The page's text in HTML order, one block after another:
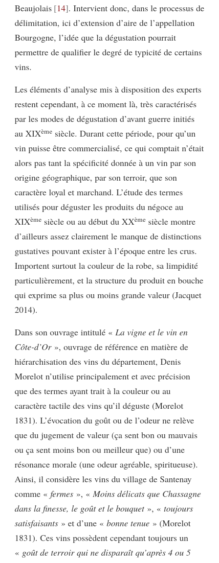
Beaujolais 14 . Intervient donc, dans le processus de
délimitation, ici d’extension d’aire de l’appellation
Bourgogne, l’idée que la dégustation pourrait
permettre de qualifier le degré de typicité de certains
vins.
Les éléments d’analyse mis à disposition des experts
restent cependant, à ce moment là, très caractérisés
par les modes de dégustation d’avant guerre initiés
au XIXème siècle. Durant cette période, pour qu’un
vin puisse être commercialisé, ce qui comptait n’était
alors pas tant la spécificité donnée à un vin par son
origine géographique, par son terroir, que son
caractère loyal et marchand. L’étude des termes
utilisés pour déguster les produits du négoce au
XIXème siècle ou au début du XXème siècle montre
d’ailleurs assez clairement le manque de distinctions
gustatives pouvant exister à l’époque entre les crus.
Importent surtout la couleur de la robe, sa limpidité
particulièrement, et la structure du produit en bouche
qui exprime sa plus ou moins grande valeur (Jacquet
2014).
Dans son ouvrage intitulé « La vigne et le vin en
Côte-d’Or», ouvrage de référence en matière de
hiérarchisation des vins du département, Denis
Morelot n’utilise principalement et avec précision
que des termes ayant trait à la couleur ou au
caractère tactile des vins qu’il déguste (Morelot
1831). L’évocation du goût ou de l’odeur ne relève
que du jugement de valeur (ça sent bon ou mauvais
ou ça sent moins bon ou meilleur que) ou d’une
résonance morale (une odeur agréable, spiritueuse).
Ainsi, il considère les vins du village de Santenay
comme « fermes », « Moins délicats que Chassagne
dans la finesse, le goût et le bouquet», « toujours
satisfaisants » et d’une « bonne tenue » (Morelot
1831). Ces vins possèdent cependant toujours un
« goût de terroir qui ne disparaît qu’après 4 ou 5